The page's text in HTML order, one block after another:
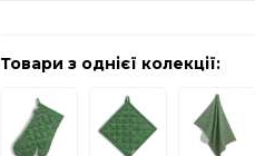
Товари з однієї колекції: